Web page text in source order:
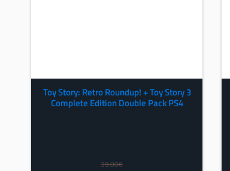
Toy Story: Retro Roundup! + Toy Story 3
Complete Edition Double Pack PS4
39.00€